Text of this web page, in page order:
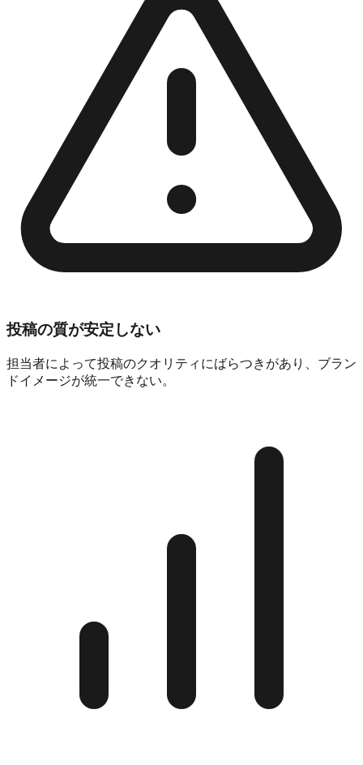
投稿の質が安定しない
担当者によって投稿のクオリティにばらつきがあり、ブラン
ドイメージが統一できない。